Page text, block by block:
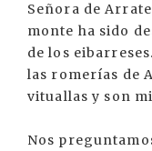
Señora de
monte ha sido
de los
las romerías de
vituallas y son
Nos